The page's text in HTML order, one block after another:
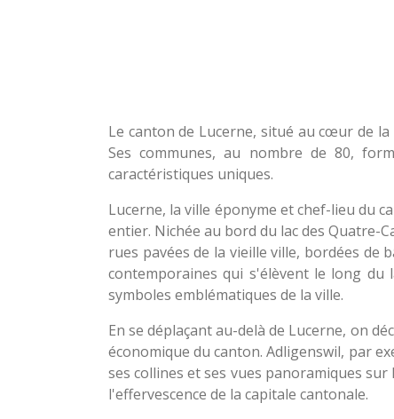
Le canton de Lucerne, situé au cœur de
Ses communes, au nombre de 80,
caractéristiques uniques.
Lucerne, la ville éponyme et chef-lieu du
entier. Nichée au bord du lac des Quatre-
rues pavées de la vieille ville, bordées de
contemporaines qui s'élèvent le long du
symboles emblématiques de la ville.
En se déplaçant au-delà de Lucerne, on
économique du canton. Adligenswil, par
ses collines et ses vues panoramiques
l'effervescence de la capitale cantonale.